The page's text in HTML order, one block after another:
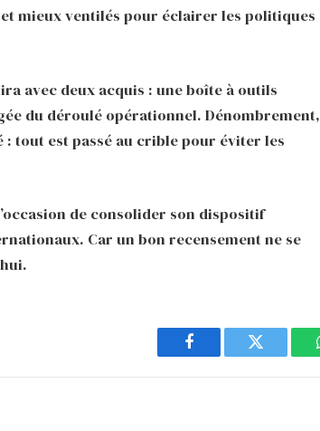
mieux ventilés pour éclairer les politiques
avec deux acquis : une boîte à outils
du déroulé opérationnel. Dénombrement,
tout est passé au crible pour éviter les
de consolider son dispositif
Car un bon recensement ne se
Facebook Twitter